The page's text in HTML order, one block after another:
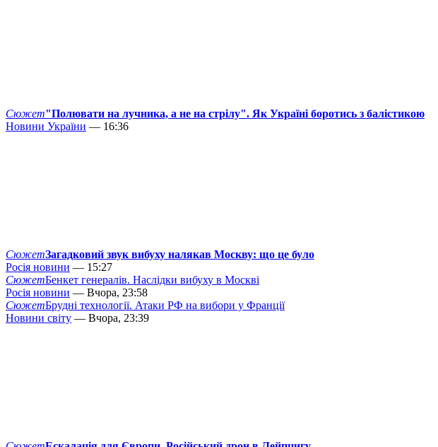
Сюжет"Полювати на лучника, а не на стрілу". Як Україні боротись з балістикою
Новини України — 16:36
СюжетЗагадковий звук вибуху налякав Москву: що це було
Росія новини — 15:27
СюжетБенкет генералів. Наслідки вибуху в Москві
Росія новини — Вчора, 23:58
СюжетБрудні технології. Атаки РФ на вибори у Франції
Новини світу — Вчора, 23:39